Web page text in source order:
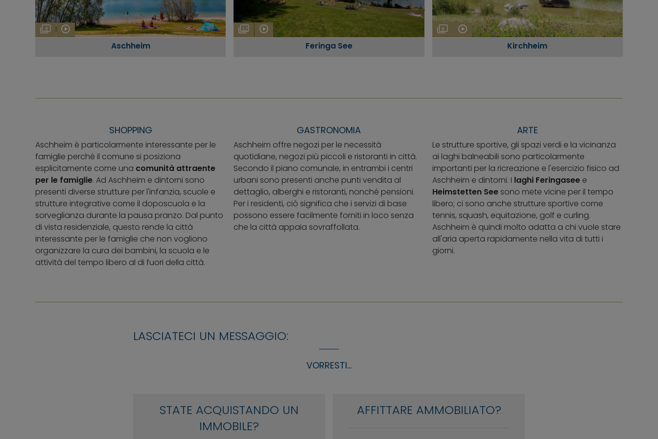
8
Aschheim
12
Feringa See
6
Kirchheim
SHOPPING
Aschheim è particolarmente interessante per le
famiglie perché il comune si posiziona
esplicitamente come una comunità attraente
per le famiglie. Ad Aschheim e dintorni sono
presenti diverse strutture per l'infanzia, scuole e
strutture integrative come il doposcuola e la
sorveglianza durante la pausa pranzo. Dal punto
di vista residenziale, questo rende la città
interessante per le famiglie che non vogliono
organizzare la cura dei bambini, la scuola e le
attività del tempo libero al di fuori della città.
GASTRONOMIA
Aschheim offre negozi per le necessità
quotidiane, negozi più piccoli e ristoranti in città.
Secondo il piano comunale, in entrambi i centri
urbani sono presenti anche punti vendita al
dettaglio, alberghi e ristoranti, nonché pensioni.
Per i residenti, ciò significa che i servizi di base
possono essere facilmente forniti in loco senza
che la città appaia sovraffollata.
ARTE
Le strutture sportive, gli spazi verdi e la vicinanza
ai laghi balneabili sono particolarmente
importanti per la ricreazione e l'esercizio fisico ad
Aschheim e dintorni. I laghi Feringaseee
Heimstetten Seesono mete vicine per il tempo
libero; ci sono anche strutture sportive come
tennis, squash, equitazione, golf e curling.
Aschheim è quindi molto adatta a chi vuole stare
all'aria aperta rapidamente nella vita di tutti i
giorni.
LASCIATECI UN MESSAGGIO:
VORRESTI...
STATE ACQUISTANDO UN
IMMOBILE?
AFFITTARE AMMOBILIATO?